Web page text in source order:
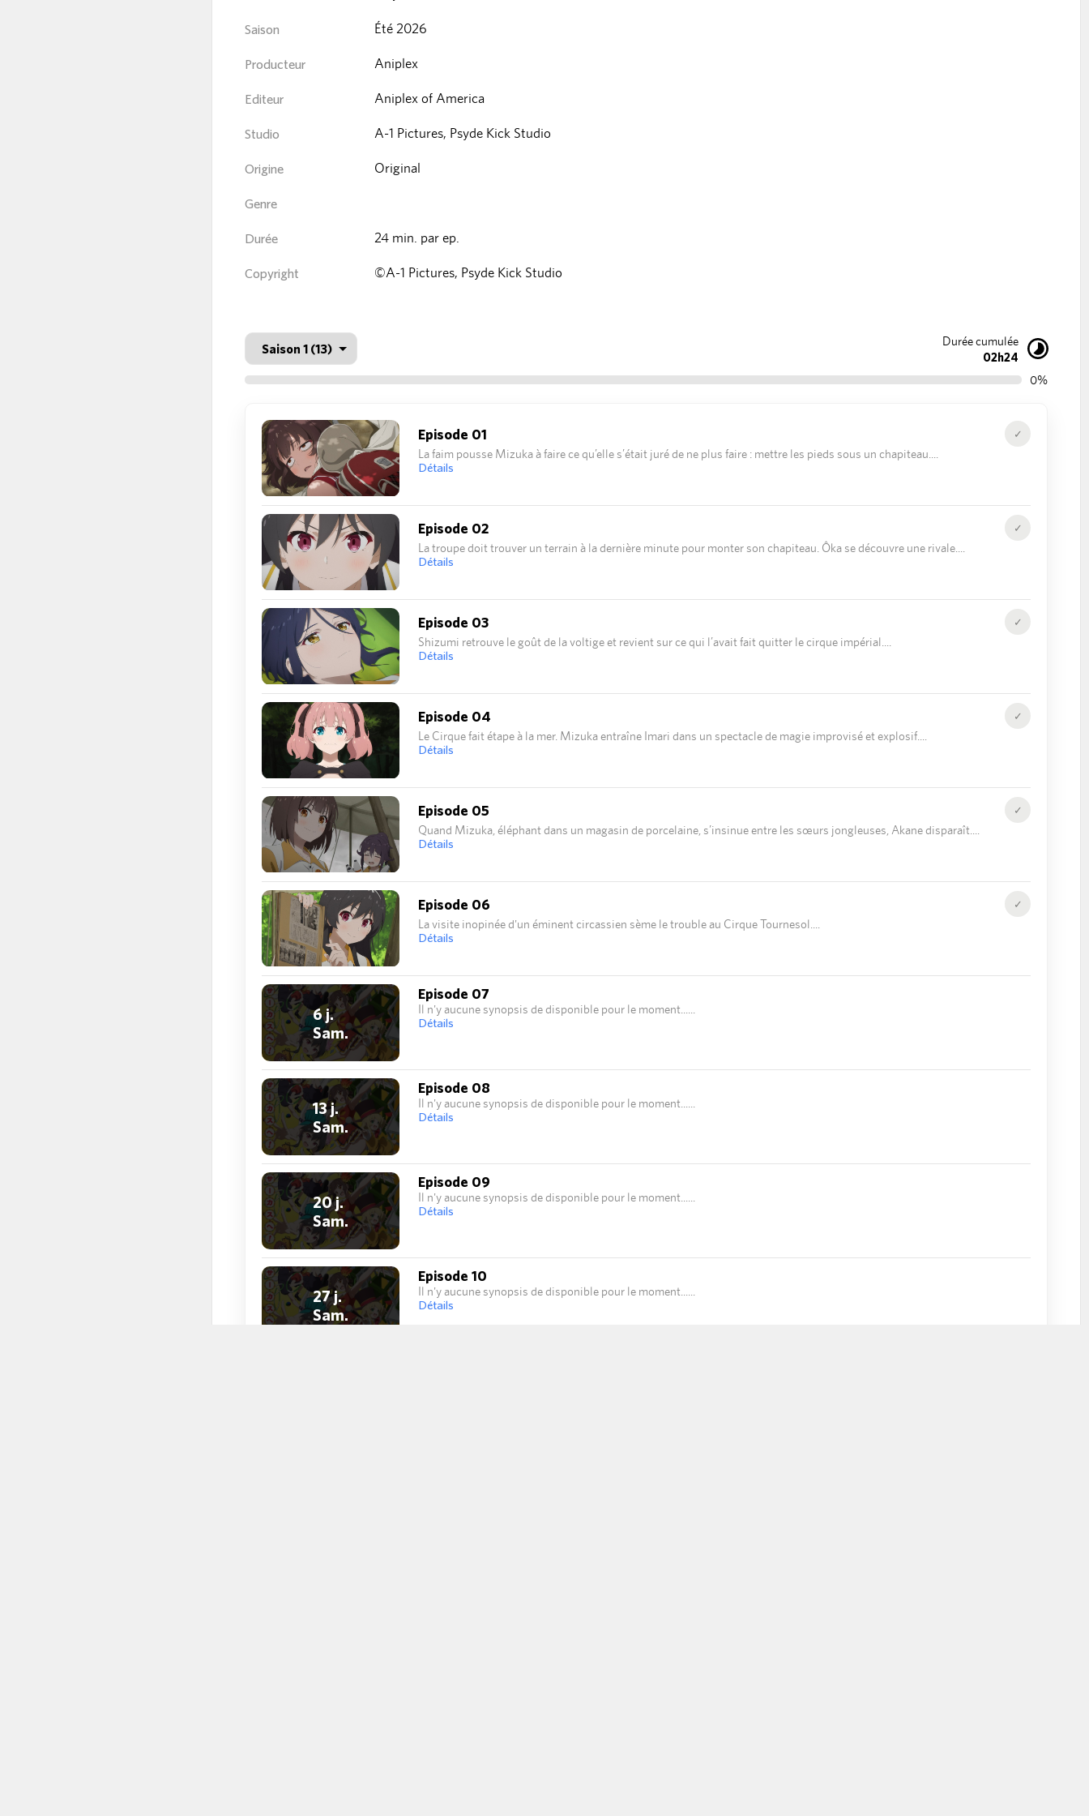
Saison Été 2026
Producteur Aniplex
Editeur Aniplex of America
Studio A-1 Pictures, Psyde Kick Studio
Origine Original
Genre
Durée 24 min. par ep.
Copyright ©A-1 Pictures, Psyde Kick Studio
Durée cumulée
02h24
0%
Episode 01 ✓
La faim pousse Mizuka à faire ce qu’elle s’était juré de ne plus faire : mettre les pieds sous un chapiteau.
Détails
Episode 02 ✓
La troupe doit trouver un terrain à la dernière minute pour monter son chapiteau. Ôka se découvre une rivale.
Détails
Episode 03 ✓
Shizumi retrouve le goût de la voltige et revient sur ce qui l’avait fait quitter le cirque impérial.
Détails
Episode 04 ✓
Le Cirque fait étape à la mer. Mizuka entraîne Imari dans un spectacle de magie improvisé et explosif.
Détails
Episode 05 ✓
Quand Mizuka, éléphant dans un magasin de porcelaine, s’insinue entre les sœurs jongleuses, Akane disparaît.
Détails
Episode 06 ✓
La visite inopinée d'un éminent circassien sème le trouble au Cirque Tournesol.
Détails
6 j.
Sam.
Episode 07
Il n'y aucune synopsis de disponible pour le moment...
Détails
13 j.
Sam.
Episode 08
Il n'y aucune synopsis de disponible pour le moment...
Détails
20 j.
Sam.
Episode 09
Il n'y aucune synopsis de disponible pour le moment...
Détails
27 j.
Sam.
Episode 10
Il n'y aucune synopsis de disponible pour le moment...
Détails